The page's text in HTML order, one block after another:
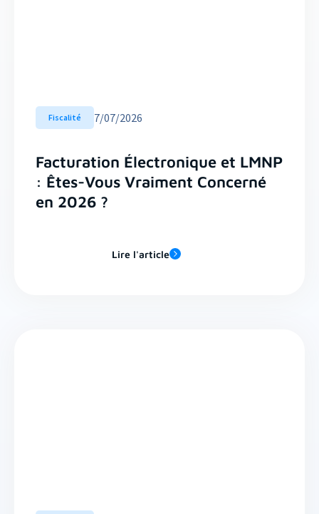
Fiscalité 7/07/2026
Facturation Électronique et LMNP
: Êtes-Vous Vraiment Concerné
en 2026 ?
Lire l'article